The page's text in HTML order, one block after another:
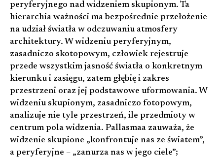
peryferyjnego nad widzeniem skupionym. Ta
hierarchia ważności ma bezpośrednie przełożenie
na udział światła w odczuwaniu atmosfery
architektury. W widzeniu peryferyjnym,
zasadniczo skotopowym, człowiek rejestruje
przede wszystkim jasność światła o konkretnym
kierunku i zasięgu, zatem głębię i zakres
przestrzeni oraz jej podstawowe uformowania. W
widzeniu skupionym, zasadniczo fotopowym,
analizuje nie tyle przestrzeń, ile przedmioty w
centrum pola widzenia. Pallasmaa zauważa, że
widzenie skupione „konfrontuje nas ze światem”,
a peryferyjne – „zanurza nas w jego ciele”;